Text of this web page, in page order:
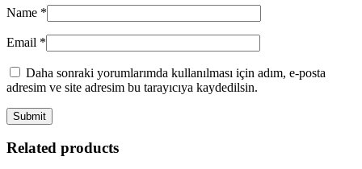
Name *
Email *
Daha sonraki yorumlarımda kullanılması için adım, e-posta
adresim ve site adresim bu tarayıcıya kaydedilsin.
Related products